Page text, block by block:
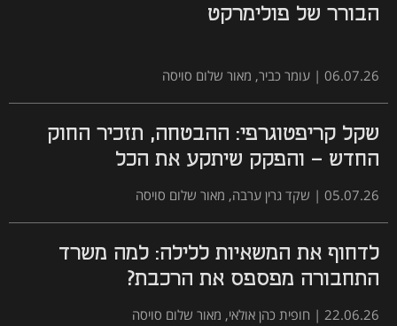
הבורר של פולימרקט
06.07.26
| עומר כביר, מאור שלום סויסה
שקל קריפטוגרפי: ההבטחה, תזכיר החוק
החדש - והפקק שיתקע את הכל
05.07.26
| שקד גרין ערבה, מאור שלום סויסה
לדחוף את המשאיות ללילה: למה משרד
התחבורה מפספס את הרכבת?
22.06.26
| חופית כהן אולאי, מאור שלום סויסה